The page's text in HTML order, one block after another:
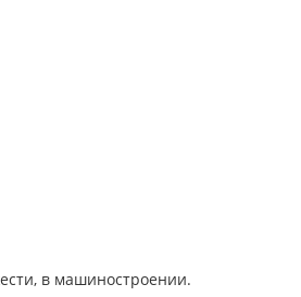
в машиностроении.